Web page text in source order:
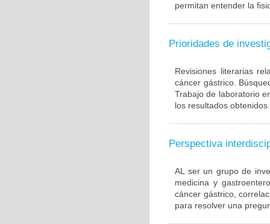
permitan entender la
Prioridades de
Revisiones literarias
cáncer gástrico.
Trabajo de laboratorio
los resultados
Perspectiva
AL ser un grupo de
medicina y
cáncer gástrico,
para resolver una